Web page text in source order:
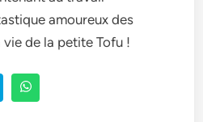
amoureux des
vie de la petite Tofu !